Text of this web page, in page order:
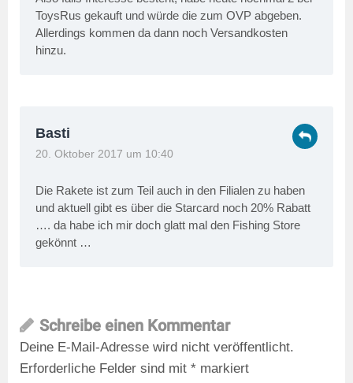
ToysRus gekauft und würde die zum OVP abgeben.
Allerdings kommen da dann noch Versandkosten
hinzu.
Basti
20. Oktober 2017 um 10:40
Die Rakete ist zum Teil auch in den Filialen zu haben
und aktuell gibt es über die Starcard noch 20% Rabatt
…. da habe ich mir doch glatt mal den Fishing Store
gekönnt …
Schreibe einen Kommentar
Deine E-Mail-Adresse wird nicht veröffentlicht.
Erforderliche Felder sind mit * markiert